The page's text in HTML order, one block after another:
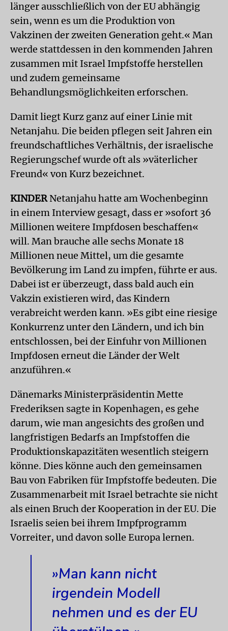
länger ausschließlich von der EU abhängig
sein, wenn es um die Produktion von
Vakzinen der zweiten Generation geht.« Man
werde stattdessen in den kommenden Jahren
zusammen mit Israel Impfstoffe herstellen
und zudem gemeinsame
Behandlungsmöglichkeiten erforschen.
Damit liegt Kurz ganz auf einer Linie mit
Netanjahu. Die beiden pflegen seit Jahren ein
freundschaftliches Verhältnis, der israelische
Regierungschef wurde oft als »väterlicher
Freund« von Kurz bezeichnet.
KINDERNetanjahu hatte am Wochenbeginn
in einem Interview gesagt, dass er »sofort 36
Millionen weitere Impfdosen beschaffen«
will. Man brauche alle sechs Monate 18
Millionen neue Mittel, um die gesamte
Bevölkerung im Land zu impfen, führte er aus.
Dabei ist er überzeugt, dass bald auch ein
Vakzin existieren wird, das Kindern
verabreicht werden kann. »Es gibt eine riesige
Konkurrenz unter den Ländern, und ich bin
entschlossen, bei der Einfuhr von Millionen
Impfdosen erneut die Länder der Welt
anzuführen.«
Dänemarks Ministerpräsidentin Mette
Frederiksen sagte in Kopenhagen, es gehe
darum, wie man angesichts des großen und
langfristigen Bedarfs an Impfstoffen die
Produktionskapazitäten wesentlich steigern
könne. Dies könne auch den gemeinsamen
Bau von Fabriken für Impfstoffe bedeuten. Die
Zusammenarbeit mit Israel betrachte sie nicht
als einen Bruch der Kooperation in der EU. Die
Israelis seien bei ihrem Impfprogramm
Vorreiter, und davon solle Europa lernen.
»Man kann nicht
irgendein Modell
nehmen und es der EU